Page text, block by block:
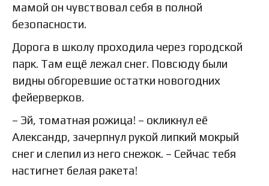
мамой он чувствовал себя в полной
безопасности.
Дорога в школу проходила через городской
парк. Там ещё лежал снег. Повсюду были
видны обгоревшие остатки новогодних
фейерверков.
– Эй, томатная рожица! – окликнул её
Александр, зачерпнул рукой липкий мокрый
снег и слепил из него снежок. – Сейчас тебя
настигнет белая ракета!